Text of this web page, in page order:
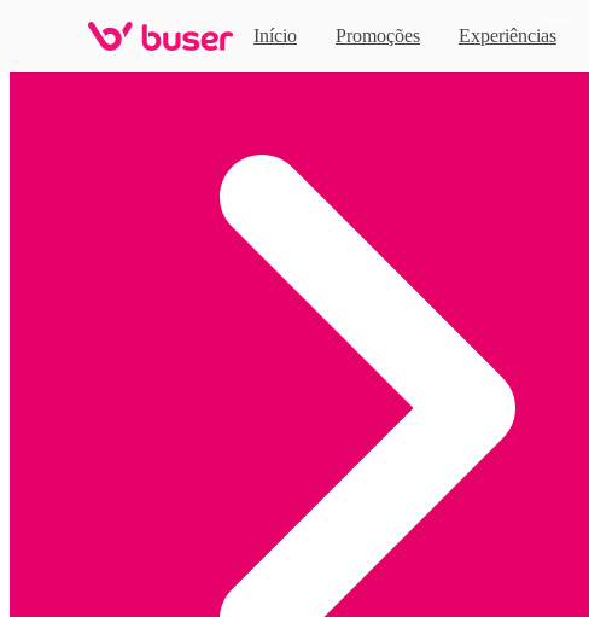
Início Promoções Experiências